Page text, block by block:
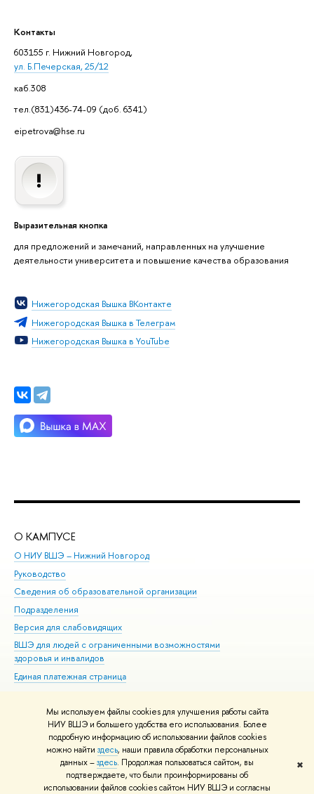
Мы используем файлы cookies для улучшения работы сайта
НИУ ВШЭ и большего удобства его использования. Более
подробную информацию об использовании файлов cookies
можно найти здесь, наши правила обработки персональных
данных –здесь. Продолжая пользоваться сайтом, вы
подтверждаете, что были проинформированы об
использовании файлов cookies сайтом НИУ ВШЭ и согласны
✖
Контакты
603155 г. Нижний Новгород,
ул. Б.Печерская, 25/12
каб.308
тел.(831)436-74-09 (доб. 6341)
eipetrova@hse.ru
Выразительная кнопка
для предложений и замечаний, направленных на улучшение
деятельности университета и повышение качества образования
Нижегородская Вышка ВКонтакте
Нижегородская Вышка в Телеграм
Нижегородская Вышка в YouTube
О КАМПУСЕ
О НИУ ВШЭ – Нижний Новгород
Руководство
Сведения об образовательной организации
Подразделения
Версия для слабовидящих
ВШЭ для людей с ограниченными возможностями
здоровья и инвалидов
Единая платежная страница
© НИУ ВШЭ 1993–2026 Адреса и контакты Условия использования